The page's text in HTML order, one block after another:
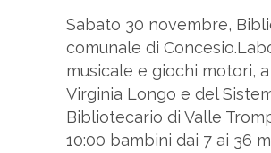
Sabato 30 novembre,
comunale di
musicale e giochi motori,
Virginia Longo e del
Bibliotecario di Valle
10:00 bambini dai 7 ai 36